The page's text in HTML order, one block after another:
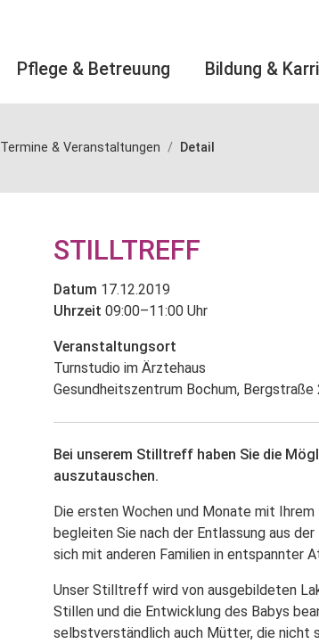
Pflege & Betreuung Bildung &
Termine & Veranstaltungen Detail
STILLTREFF
Datum 17.12.2019
Uhrzeit 09:00–11:00 Uhr
Veranstaltungsort
Turnstudio im Ärztehaus
Gesundheitszentrum Bochum, Bergstraße
Bei unserem Stilltreff haben Sie die
auszutauschen.
Die ersten Wochen und Monate mit Ihrem
begleiten Sie nach der Entlassung aus
sich mit anderen Familien in entspannter
Unser Stilltreff wird von ausgebildeten
Stillen und die Entwicklung des Babys
selbstverständlich auch Mütter, die nicht